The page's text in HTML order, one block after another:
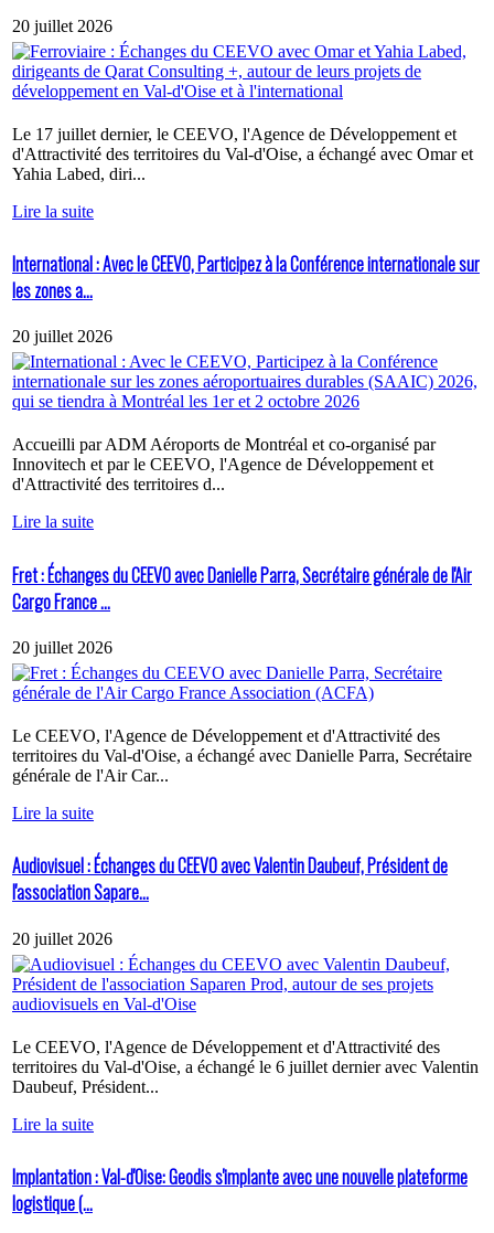
20 juillet 2026
Le 17 juillet dernier, le CEEVO, l'Agence de Développement et
d'Attractivité des territoires du Val-d'Oise, a échangé avec Omar et
Yahia Labed, diri...
Lire la suite
International : Avec le CEEVO, Participez à la Conférence internationale sur
les zones a...
20 juillet 2026
Accueilli par ADM Aéroports de Montréal et co-organisé par
Innovitech et par le CEEVO, l'Agence de Développement et
d'Attractivité des territoires d...
Lire la suite
Fret : Échanges du CEEVO avec Danielle Parra, Secrétaire générale de l'Air
Cargo France ...
20 juillet 2026
Le CEEVO, l'Agence de Développement et d'Attractivité des
territoires du Val-d'Oise, a échangé avec Danielle Parra, Secrétaire
générale de l'Air Car...
Lire la suite
Audiovisuel : Échanges du CEEVO avec Valentin Daubeuf, Président de
l'association Sapare...
20 juillet 2026
Le CEEVO, l'Agence de Développement et d'Attractivité des
territoires du Val-d'Oise, a échangé le 6 juillet dernier avec Valentin
Daubeuf, Président...
Lire la suite
Implantation : Val-d'Oise: Geodis s'implante avec une nouvelle plateforme
logistique (...